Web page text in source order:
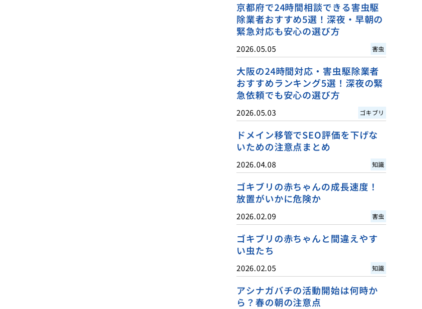
京都府で24時間相談できる害虫駆
除業者おすすめ5選！深夜・早朝の
緊急対応も安心の選び方
2026.05.05 害虫
大阪の24時間対応・害虫駆除業者
おすすめランキング5選！深夜の緊
急依頼でも安心の選び方
2026.05.03 ゴキブリ
ドメイン移管でSEO評価を下げな
いための注意点まとめ
2026.04.08 知識
ゴキブリの赤ちゃんの成長速度！
放置がいかに危険か
2026.02.09 害虫
ゴキブリの赤ちゃんと間違えやす
い虫たち
2026.02.05 知識
アシナガバチの活動開始は何時か
ら？春の朝の注意点